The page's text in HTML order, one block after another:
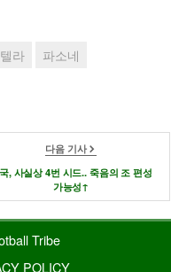
라 파소네
다음 기사
, 사실상 4번 시드.. 죽음의 조 편성
가능성↑
Tribe
POLICY